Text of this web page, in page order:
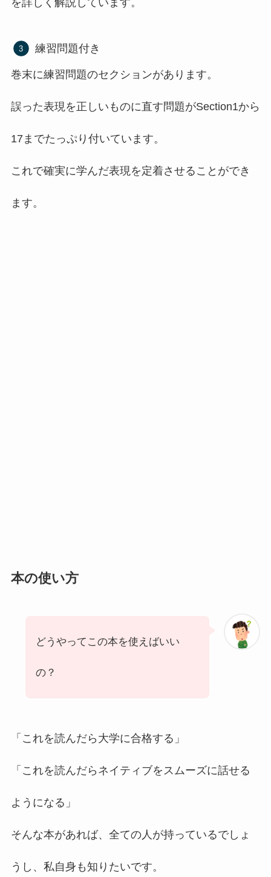
練習問題付き
巻末に練習問題のセクションがあります。
誤った表現を正しいものに直す問題がSection1から
17までたっぷり付いています。
これで確実に学んだ表現を定着させることができ
ます。
本の使い方
どうやってこの本を使えばいい
の？
「これを読んだら大学に合格する」
「これを読んだらネイティブをスムーズに話せる
ようになる」
そんな本があれば、全ての人が持っているでしょ
うし、私自身も知りたいです。